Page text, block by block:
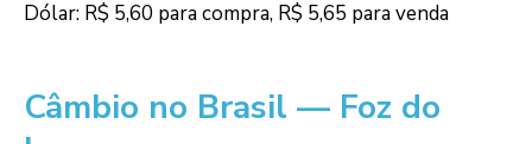
Dólar: R$ 5,60 para compra, R$ 5,65 para venda
Câmbio no Brasil — Foz do